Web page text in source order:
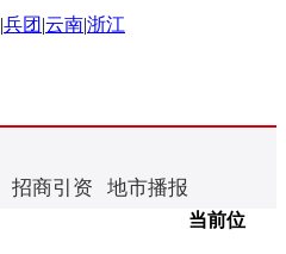
|兵团 |云南|浙江
招商引资 地市播报
当前位